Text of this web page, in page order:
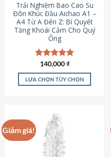
Trải Nghiệm Bao Cao Su
Đôn Khúc Đầu Aichao A1 –
A4 Từ A Đến Z: Bí Quyết
Tăng Khoái Cảm Cho Quý
Ông
Được xếp
hạng4.88
5 sao
140,000₫
LỰA CHỌN TÙY CHỌN
có
nhiều
biến
thể.
Giảm giá!